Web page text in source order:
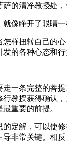
的清净教授处
睁开了眼睛一
扭转自己的心
的各种心态和
条完整的菩提
教授获得确认
重要的前提。
解，可以使修
非常关键。相